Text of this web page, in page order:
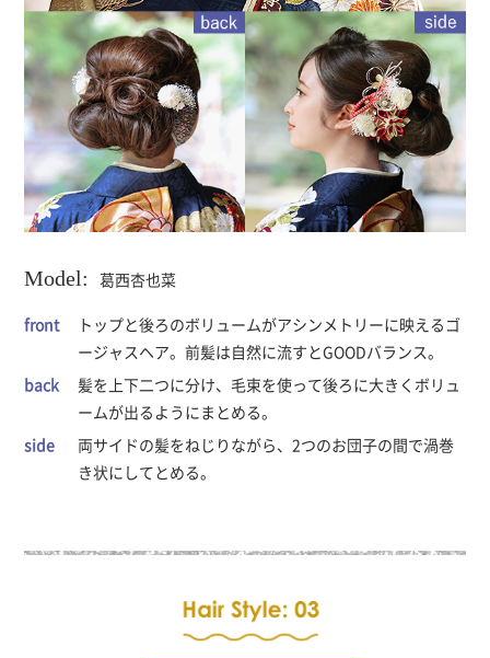
Model: 葛西杏也菜
トップと後ろのボリュームがアシンメトリーに映えるゴ
ージャスヘア。前髪は自然に流すとGOODバランス。
髪を上下二つに分け、毛束を使って後ろに大きくボリュ
ームが出るようにまとめる。
両サイドの髪をねじりながら、2つのお団子の間で渦巻
き状にしてとめる。